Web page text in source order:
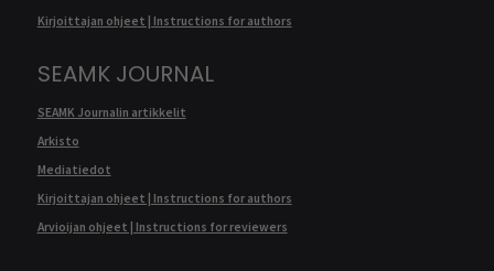
Kirjoittajan ohjeet | Instructions for authors
SEAMK JOURNAL
SEAMK Journalin artikkelit
Arkisto
Mediatiedot
Kirjoittajan ohjeet | Instructions for authors
Arvioijan ohjeet | Instructions for reviewers